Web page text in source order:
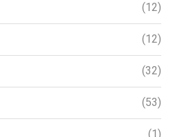
(12)
(12)
(32)
(53)
(1)